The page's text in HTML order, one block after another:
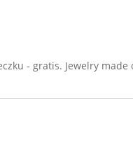
- gratis. Jewelry